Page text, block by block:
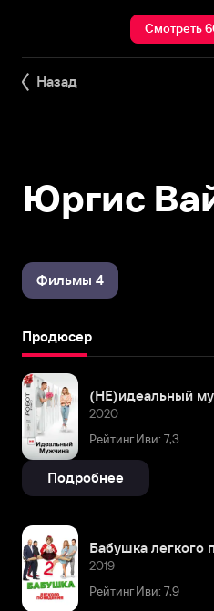
Смотреть
Назад
Юргис
Фильмы 4
Продюсер
(НЕ)идеальный
2020
Рейтинг Иви: 7,3
Подробнее
Бабушка легкого
2019
Рейтинг Иви: 7,9